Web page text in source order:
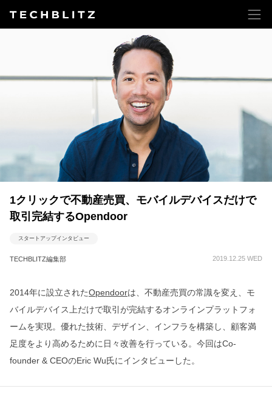
1クリックで不動産売買、モバイルデバイスだけで
取引完結するOpendoor
スタートアップインタビュー
TECHBLITZ編集部 2019.12.25 WED
2014年に設立されたOpendoorは、不動産売買の常識を変え、モ
バイルデバイス上だけで取引が完結するオンラインプラットフォ
ームを実現。優れた技術、デザイン、インフラを構築し、顧客満
足度をより高めるために日々改善を行っている。今回はCo-
founder & CEOのEric Wu氏にインタビューした。